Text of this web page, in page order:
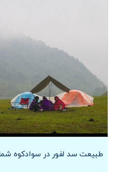
طبیعت سد لفور در سوادکوه